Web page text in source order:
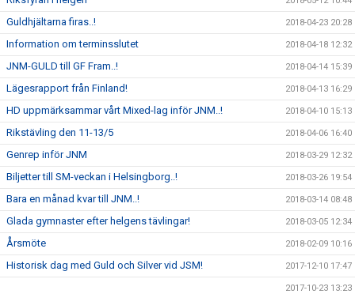
Guldhjältarna firas..! 2018-04-23 20:28
Information om terminsslutet 2018-04-18 12:32
JNM-GULD till GF Fram..! 2018-04-14 15:39
Lägesrapport från Finland! 2018-04-13 16:29
HD uppmärksammar vårt Mixed-lag inför JNM..! 2018-04-10 15:13
Rikstävling den 11-13/5 2018-04-06 16:40
Genrep inför JNM 2018-03-29 12:32
Biljetter till SM-veckan i Helsingborg..! 2018-03-26 19:54
Bara en månad kvar till JNM..! 2018-03-14 08:48
Glada gymnaster efter helgens tävlingar! 2018-03-05 12:34
Årsmöte 2018-02-09 10:16
Historisk dag med Guld och Silver vid JSM! 2017-12-10 17:47
2017-10-23 13:23